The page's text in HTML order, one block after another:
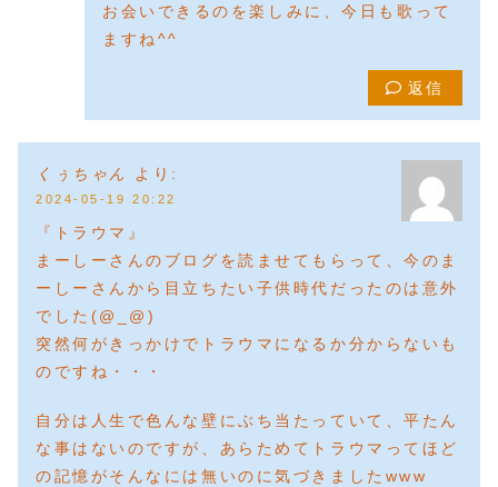
お会いできるのを楽しみに、今日も歌って
ますね^^
返信
くぅちゃん より:
2024-05-19 20:22
『トラウマ』
まーしーさんのブログを読ませてもらって、今のま
ーしーさんから目立ちたい子供時代だったのは意外
でした(@_@)
突然何がきっかけでトラウマになるか分からないも
のですね・・・
自分は人生で色んな壁にぶち当たっていて、平たん
な事はないのですが、あらためてトラウマってほど
の記憶がそんなには無いのに気づきましたwww